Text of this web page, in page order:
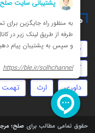
همه چیز درباره
طلاق زورگیری
کلاهبرداری
استارتاپ
داوری
ارث تهمت
حقوق تمامی مطالب برای صلح؛